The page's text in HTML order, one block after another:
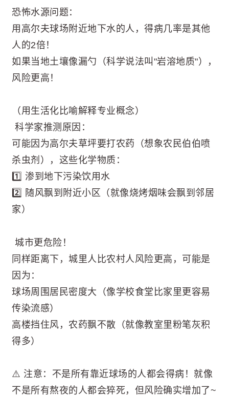
恐怖水源问题：
用高尔夫球场附近地下水的人，得病几率是其他
人的2倍！
如果当地土壤像漏勺（科学说法叫"岩溶地质"），
风险更高！
（用生活化比喻解释专业概念）
️ 科学家推测原因：
可能因为高尔夫草坪要打农药（想象农民伯伯喷
杀虫剂），这些化学物质：
1️⃣ 渗到地下污染饮用水
2️⃣ 随风飘到附近小区（就像烧烤烟味会飘到邻居
家）
️ 城市更危险！
同样距离下，城里人比农村人风险更高，可能是
因为：
球场周围居民密度大（像学校食堂比家里更容易
传染流感）
高楼挡住风，农药飘不散（就像教室里粉笔灰积
得多）
⚠️ 注意：不是所有靠近球场的人都会得病！就像
不是所有熬夜的人都会猝死，但风险确实增加了~